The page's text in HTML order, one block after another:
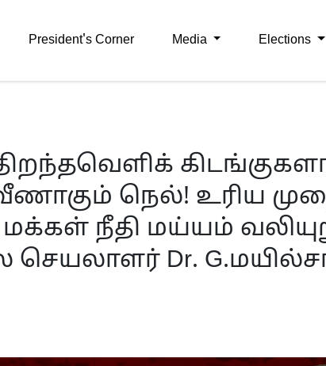
President's Corner Media Elections
நெல்! உரிய
நீதி மய்யம்
Dr.